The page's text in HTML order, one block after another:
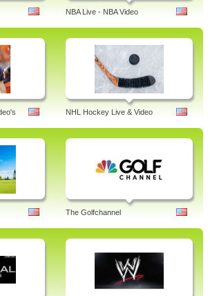
NBA Live - NBA Video
NHL Hockey Live & Video
The Golfchannel